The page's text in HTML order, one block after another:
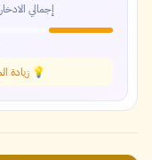
إجمالي
💡 زيادة